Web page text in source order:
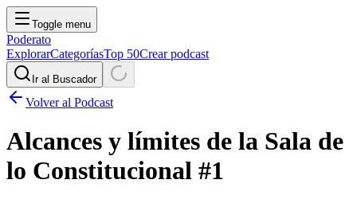
Toggle menu
Poderato
ExplorarCategoríasTop 50Crear podcast
Ir al Buscador
Volver al Podcast
Alcances y límites de la Sala de
lo Constitucional #1